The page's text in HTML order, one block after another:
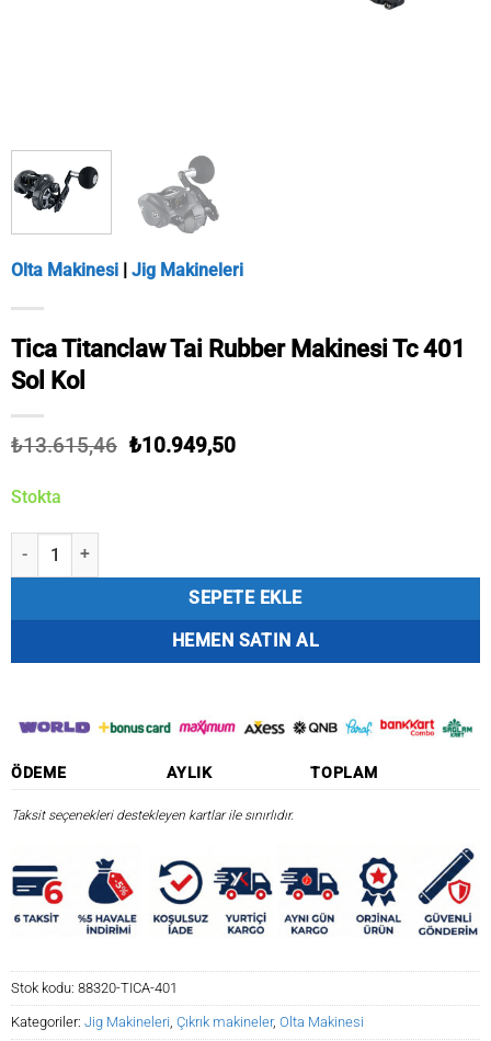
Olta Makinesi | Jig Makineleri
Tica Titanclaw Tai Rubber Makinesi Tc 401
Sol Kol
₺13.615,46 Orijinal
₺10.949,50Şu
Stokta
Tica Titanclaw Tai Rubber Makinesi Tc 401 Sol Kol adet
SEPETE EKLE
HEMEN SATIN AL
ÖDEME AYLIK TOPLAM
Taksit seçenekleri destekleyen kartlar ile sınırlıdır.
Stok kodu: 88320-TICA-401
Kategoriler: Jig Makineleri Çıkrık makineler, Olta Makinesi